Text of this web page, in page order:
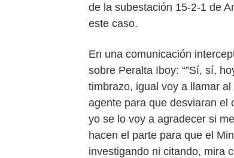
de la subestación 15-2-1 de
este caso.
En una comunicación
sobre Peralta Iboy: “”Sí, sí,
timbrazo, igual voy a llamar
agente para que desviaran el
yo se lo voy a agradecer si
hacen el parte para que el
investigando ni citando, mira